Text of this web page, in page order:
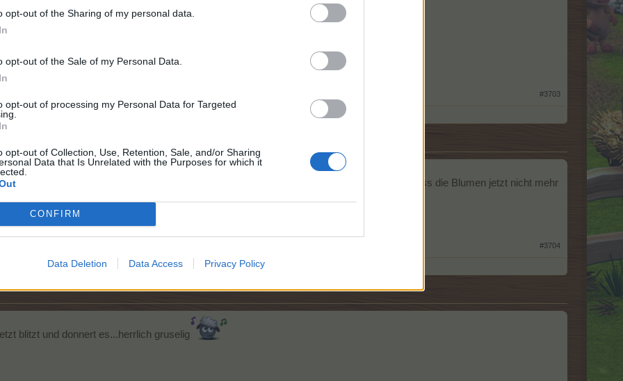
opt-out of the Sharing of my personal data.
opt-out of the Sale of my Personal Data.
opt-out of processing my Personal Data for Targeted
opt-out of Collection, Use, Retention, Sale, and/or Sharing
Data that Is Unrelated with the Purposes for which it
CONFIRM
Data Deletion Data Access Privacy Policy
#3703
meinen Kinder hat spass gemacht
Wetter war sehr sschön ab 18.oo ein Gewitter muss die Blumen jetzt nicht mehr
#3704
gefällt dies.
blitzt und donnert es...herrlich gruselig